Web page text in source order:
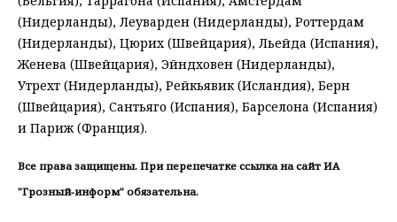
(Нидерланды), Леуварден (Нидерланды), Роттердам
(Нидерланды), Цюрих (Швейцария), Льейда (Испания),
Женева (Швейцария), Эйндховен (Нидерланды),
Утрехт (Нидерланды), Рейкьявик (Исландия), Берн
(Швейцария), Сантьяго (Испания), Барселона (Испания)
и Париж (Франция).
Все права защищены. При перепечатке ссылка на сайт ИА
"Грозный-информ" обязательна.